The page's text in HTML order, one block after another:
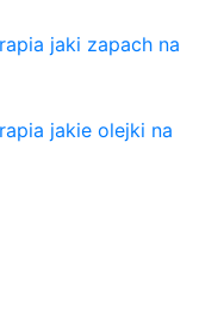
jaki zapach na
jakie olejki na